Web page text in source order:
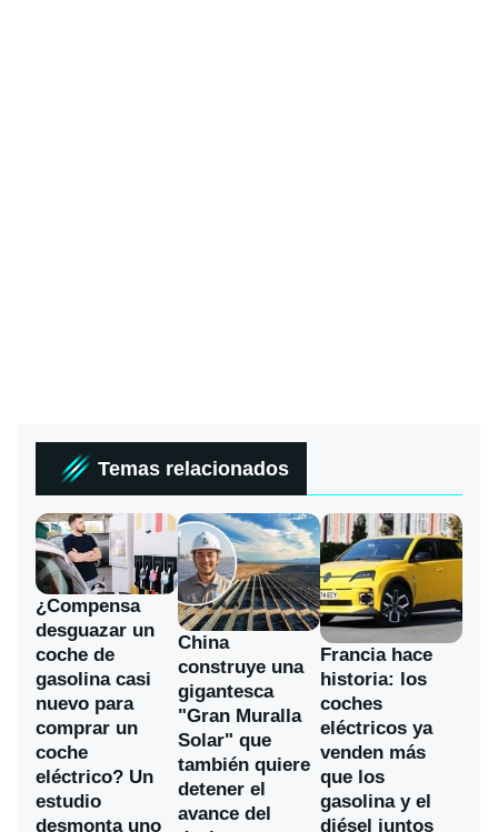
Temas relacionados
¿Compensa
desguazar un
coche de
gasolina casi
nuevo para
comprar un
coche
eléctrico? Un
estudio
desmonta uno
China
construye una
gigantesca
"Gran Muralla
Solar" que
también quiere
detener el
avance del
Francia hace
historia: los
coches
eléctricos ya
venden más
que los
gasolina y el
diésel juntos